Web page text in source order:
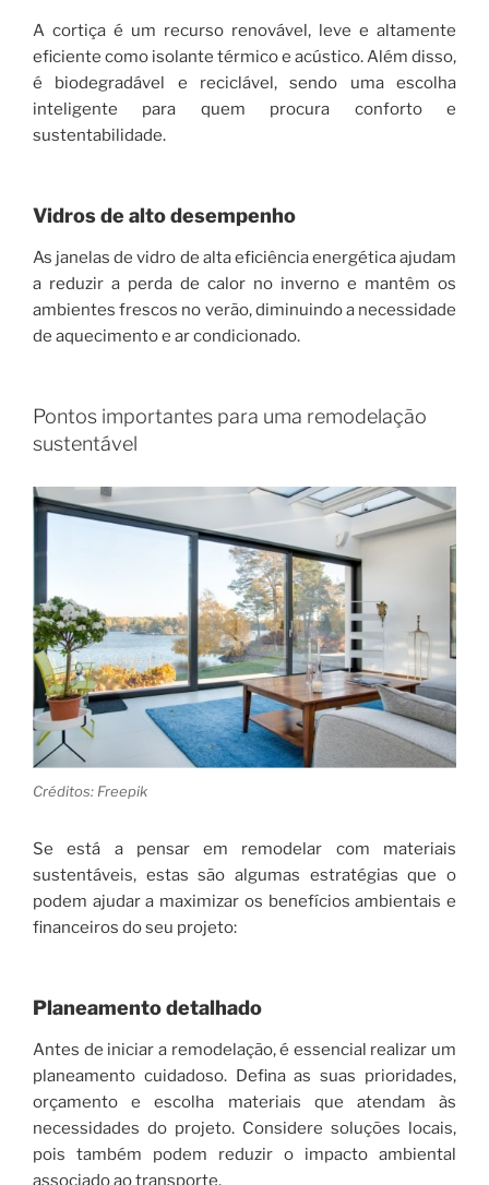
A cortiça é um recurso renovável, leve e altamente
eficiente como isolante térmico e acústico. Além disso,
é biodegradável e reciclável, sendo uma escolha
inteligente para quem procura conforto e
sustentabilidade.
Vidros de alto desempenho
As janelas de vidro de alta eficiência energética ajudam
a reduzir a perda de calor no inverno e mantêm os
ambientes frescos no verão, diminuindo a necessidade
de aquecimento e ar condicionado.
Pontos importantes para uma remodelação
sustentável
Créditos: Freepik
Se está a pensar em remodelar com materiais
sustentáveis, estas são algumas estratégias que o
podem ajudar a maximizar os benefícios ambientais e
financeiros do seu projeto:
Planeamento detalhado
Antes de iniciar a remodelação, é essencial realizar um
planeamento cuidadoso. Defina as suas prioridades,
orçamento e escolha materiais que atendam às
necessidades do projeto. Considere soluções locais,
pois também podem reduzir o impacto ambiental
associado ao transporte.